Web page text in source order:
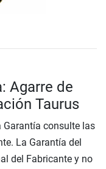
Agarre de
Taurus
Garantía consulte las
La Garantía del
del Fabricante y no